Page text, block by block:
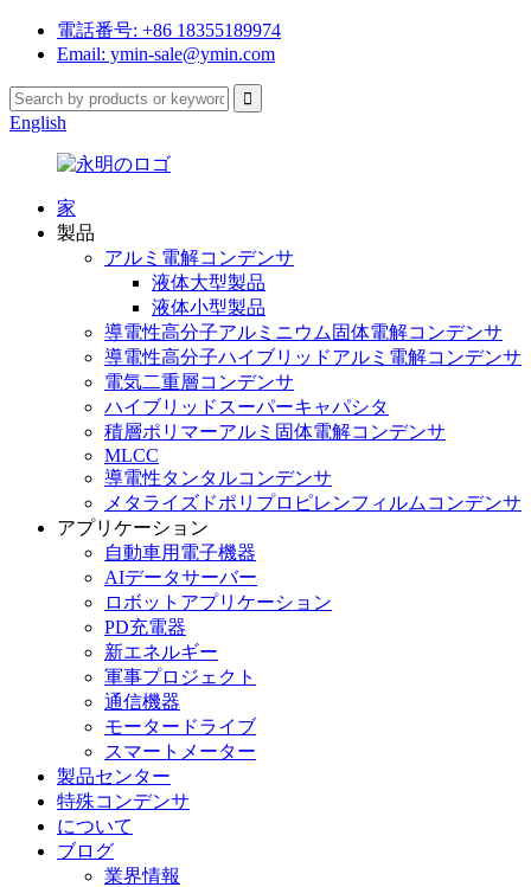
電話番号: +86 18355189974
Email: ymin-sale@ymin.com
English
家
製品
アルミ電解コンデンサ
液体大型製品
液体小型製品
導電性高分子アルミニウム固体電解コンデンサ
導電性高分子ハイブリッドアルミ電解コンデンサ
電気二重層コンデンサ
ハイブリッドスーパーキャパシタ
積層ポリマーアルミ固体電解コンデンサ
MLCC
導電性タンタルコンデンサ
メタライズドポリプロピレンフィルムコンデンサ
アプリケーション
自動車用電子機器
AIデータサーバー
ロボットアプリケーション
PD充電器
新エネルギー
軍事プロジェクト
通信機器
モータードライブ
スマートメーター
製品センター
特殊コンデンサ
について
ブログ
業界情報